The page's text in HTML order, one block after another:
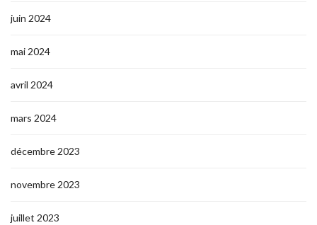
juin 2024
mai 2024
avril 2024
mars 2024
décembre 2023
novembre 2023
juillet 2023